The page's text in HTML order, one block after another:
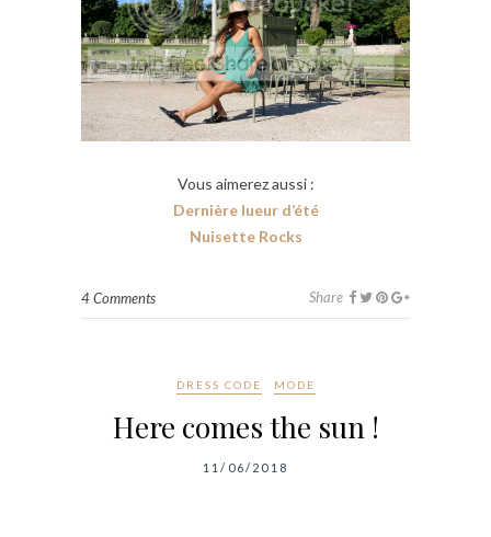
Vous aimerez aussi :
Dernière lueur d’été
Nuisette Rocks
4 Comments Share
DRESS CODE MODE
Here comes the sun !
11/06/2018